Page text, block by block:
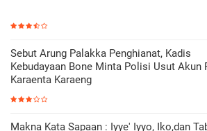
Sebut Arung Palakka Penghianat, Kadis
Kebudayaan Bone Minta Polisi Usut Akun
Karaenta Karaeng
Makna Kata Sapaan : Iyye' Iyyo, Iko,dan